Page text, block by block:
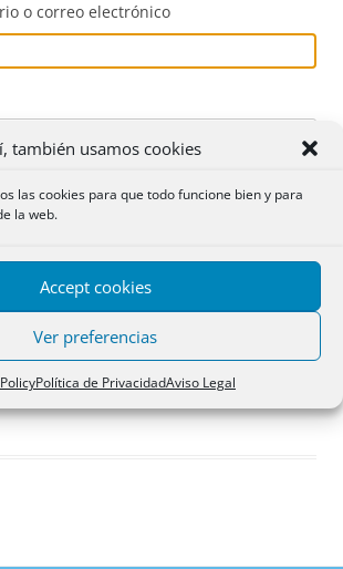
también usamos cookies
las cookies para que todo funcione bien y para
la web.
Accept cookies
Ver preferencias
Política de PrivacidadAviso Legal
o correo electrónico
tu contraseña?